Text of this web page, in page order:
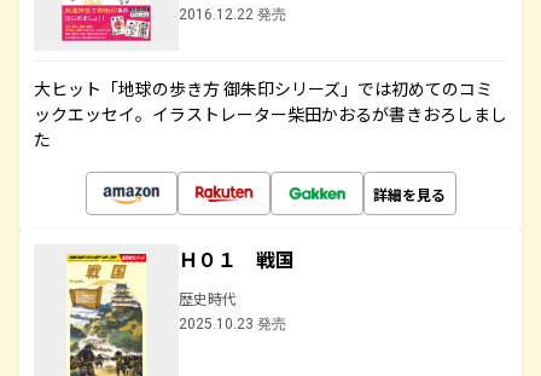
2016.12.22 発売
大ヒット「地球の歩き方 御朱印シリーズ」では初めてのコミ
ックエッセイ。イラストレーター柴田かおるが書きおろしまし
た
詳細を見る
Ｈ０１ 戦国
歴史時代
2025.10.23 発売